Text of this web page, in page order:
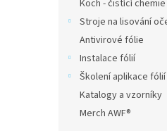
Koch - čistící chemie
Stroje na lisování
Antivirové fólie
Instalace fólií
Školení aplikace fólií
Katalogy a vzorníky
Merch AWF®